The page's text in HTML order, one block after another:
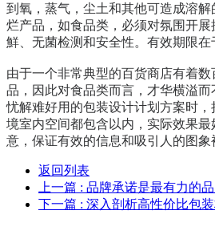
到氧，蒸气，尘土和其他可造成溶
烂产品，如食品类，必须对氛围开
鮮、无菌检测和安全性。有效期限在
由于一个非常典型的百货商店有着
品，因此对食品类而言，才华横溢
忧解难好用的包装设计计划方案时
境室内空间都包含以内，实际效果
意，保证有效的信息和吸引人的图象
返回列表
上一篇 : 品牌承诺是最有力的
下一篇 : 深入剖析高性价比包